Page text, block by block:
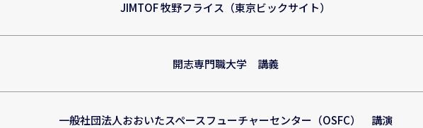
JIMTOF 牧野フライス（東京ビックサイト）
開志専門職大学 講義
一般社団法人おおいたスペースフューチャーセンター（OSFC） 講演